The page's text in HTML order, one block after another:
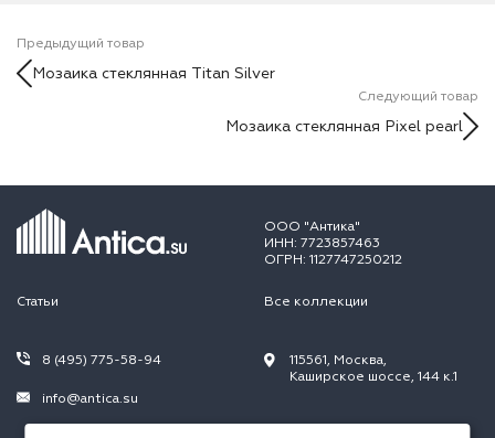
Предыдущий товар
Мозаика стеклянная Titan Silver
Следующий товар
Мозаика стеклянная Pixel pearl
ООО "Антика"
ИНН: 7723857463
ОГРН: 1127747250212
Статьи Все коллекции
8 (495) 775-58-94
info@antica.su
115561, Москва,
Каширское шоссе, 144 к.1